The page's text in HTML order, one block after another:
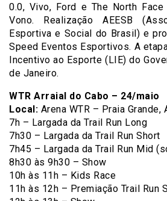
0.0, Vivo, Ford e The North
Vono. Realização AEESB
Esportiva e Social do Brasil) e
Speed Eventos Esportivos. A
Incentivo ao Esporte (LIE) do
de Janeiro.
WTR Arraial do Cabo – 24/maio
Local: Arena WTR – Praia Grande,
7h – Largada da Trail Run Long
7h30 – Largada da Trail Run Short
7h45 – Largada da Trail Run Mid
8h30 às 9h30 – Show
10h às 11h – Kids Race
11h às 12h – Premiação Trail Run